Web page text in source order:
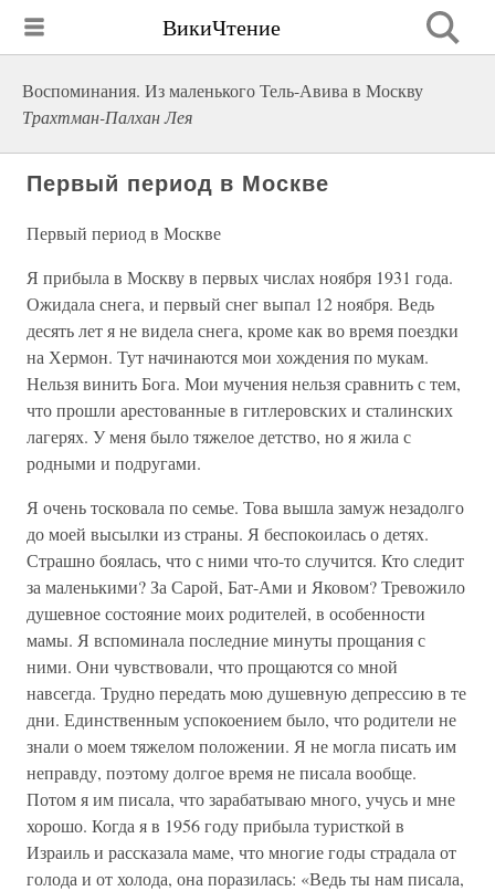
ВикиЧтение
Воспоминания. Из маленького Тель-Авива в Москву
Трахтман-Палхан Лея
Первый период в Москве
Первый период в Москве
Я прибыла в Москву в первых числах ноября 1931 года.
Ожидала снега, и первый снег выпал 12 ноября. Ведь
десять лет я не видела снега, кроме как во время поездки
на Хермон. Тут начинаются мои хождения по мукам.
Нельзя винить Бога. Мои мучения нельзя сравнить с тем,
что прошли арестованные в гитлеровских и сталинских
лагерях. У меня было тяжелое детство, но я жила с
родными и подругами.
Я очень тосковала по семье. Това вышла замуж незадолго
до моей высылки из страны. Я беспокоилась о детях.
Страшно боялась, что с ними что-то случится. Кто следит
за маленькими? За Сарой, Бат-Ами и Яковом? Тревожило
душевное состояние моих родителей, в особенности
мамы. Я вспоминала последние минуты прощания с
ними. Они чувствовали, что прощаются со мной
навсегда. Трудно передать мою душевную депрессию в те
дни. Единственным успокоением было, что родители не
знали о моем тяжелом положении. Я не могла писать им
неправду, поэтому долгое время не писала вообще.
Потом я им писала, что зарабатываю много, учусь и мне
хорошо. Когда я в 1956 году прибыла туристкой в
Израиль и рассказала маме, что многие годы страдала от
голода и от холода, она поразилась: «Ведь ты нам писала,